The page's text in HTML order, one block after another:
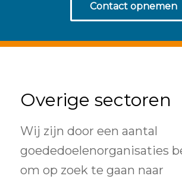
Contact opnemen
Overige sectoren
Wij zijn door een aantal
goededoelenorganisaties
om op zoek te gaan naar